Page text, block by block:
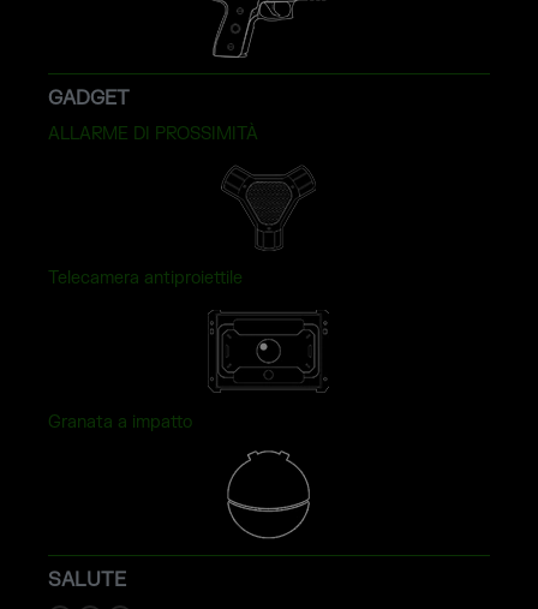
GADGET
ALLARME DI PROSSIMITÀ
Telecamera antiproiettile
Granata a impatto
SALUTE